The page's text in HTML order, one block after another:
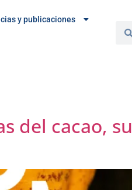
y publicaciones
del cacao, su